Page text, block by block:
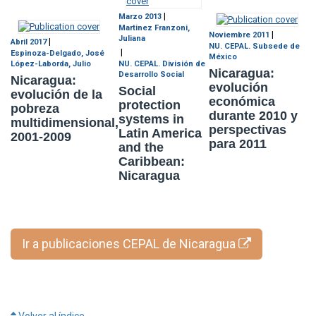
Abril 2017 |
Espinoza-Delgado, José
López-Laborda, Julio
Nicaragua:
evolución de la
pobreza
multidimensional,
2001-2009
Marzo 2013 |
Martinez Franzoni,
Juliana
|
NU. CEPAL. División de
Desarrollo Social
Social
protection
systems in
Latin America
and the
Caribbean:
Nicaragua
Noviembre 2011 |
NU. CEPAL. Subsede de
México
Nicaragua:
evolución
económica
durante 2010 y
perspectivas
para 2011
Ir a publicaciones CEPAL de Nicaragua